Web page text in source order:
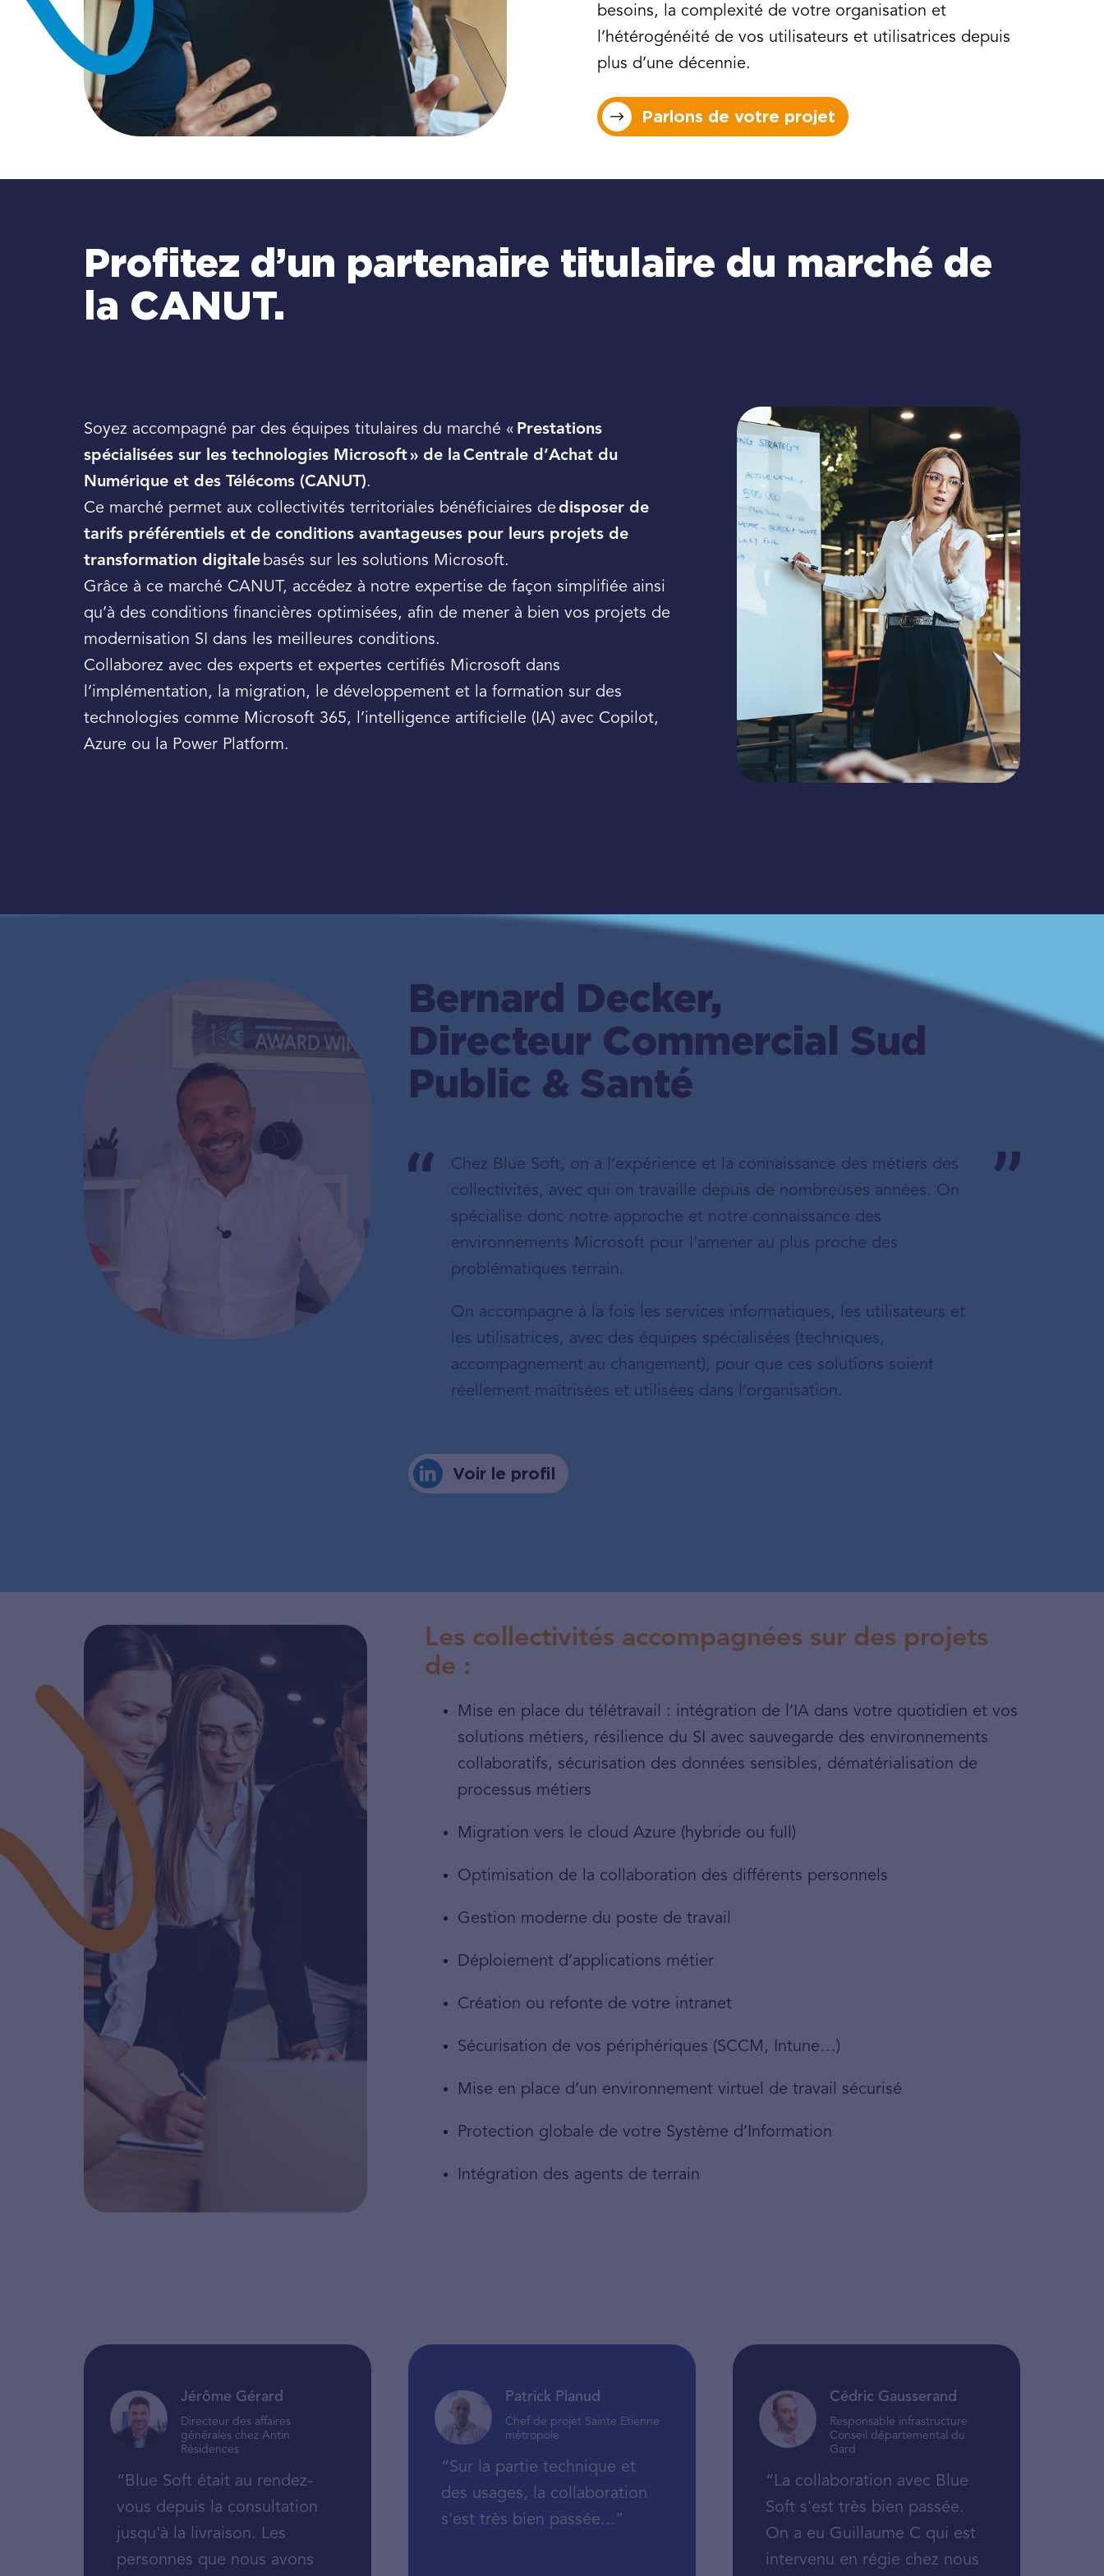
besoins, la complexité de votre organisation et
l’hétérogénéité de vos utilisateurs et utilisatrices depuis
plus d’une décennie.
Parlons de votre projet
Profitez d’un partenaire titulaire du marché de
la CANUT.
Soyez accompagné par des équipes titulaires du marché « Prestations
spécialisées sur les technologies Microsoft » de la Centrale d’Achat du
Numérique et des Télécoms (CANUT).
Ce marché permet aux collectivités territoriales bénéficiaires de disposer de
tarifs préférentiels et de conditions avantageuses pour leurs projets de
transformation digitalebasés sur les solutions Microsoft.
Grâce à ce marché CANUT, accédez à notre expertise de façon simplifiée ainsi
qu’à des conditions financières optimisées, afin de mener à bien vos projets de
modernisation SI dans les meilleures conditions.
Collaborez avec des experts et expertes certifiés Microsoft dans
l’implémentation, la migration, le développement et la formation sur des
technologies comme Microsoft 365, l’intelligence artificielle (IA) avec Copilot,
Azure ou la Power Platform.
Bernard Decker,
Directeur Commercial Sud
Public & Santé
Chez Blue Soft, on a l’expérience et la connaissance des métiers des
collectivités, avec qui on travaille depuis de nombreuses années. On
spécialise donc notre approche et notre connaissance des
environnements Microsoft pour l’amener au plus proche des
problématiques terrain.
On accompagne à la fois les services informatiques, les utilisateurs et
les utilisatrices, avec des équipes spécialisées (techniques,
accompagnement au changement), pour que ces solutions soient
réellement maîtrisées et utilisées dans l’organisation.
Voir le profil
Les collectivités accompagnées sur des projets
de :
Mise en place du télétravail : intégration de l’IA dans votre quotidien et vos
solutions métiers, résilience du SI avec sauvegarde des environnements
collaboratifs, sécurisation des données sensibles, dématérialisation de
processus métiers
Migration vers le cloud Azure (hybride ou full)
Optimisation de la collaboration des différents personnels
Gestion moderne du poste de travail
Déploiement d’applications métier
Création ou refonte de votre intranet
Sécurisation de vos périphériques (SCCM, Intune…)
Mise en place d’un environnement virtuel de travail sécurisé
Protection globale de votre Système d’Information
Intégration des agents de terrain
Jérôme Gérard
Directeur des affaires
générales chez Antin
Résidences
“Blue Soft était au rendez-
vous depuis la consultation
jusqu'à la livraison. Les
personnes que nous avons
Patrick Planud
Chef de projet Sainte Etienne
métropole
“Sur la partie technique et
des usages, la collaboration
s'est très bien passée...”
Cédric Gausserand
Responsable infrastructure
Conseil départemental du
Gard
“La collaboration avec Blue
Soft s'est très bien passée.
On a eu Guillaume C qui est
intervenu en régie chez nous